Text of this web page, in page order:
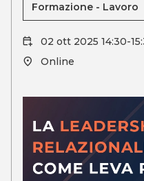
Formazione - Lavoro
02 ott 2025 14:30-
Online